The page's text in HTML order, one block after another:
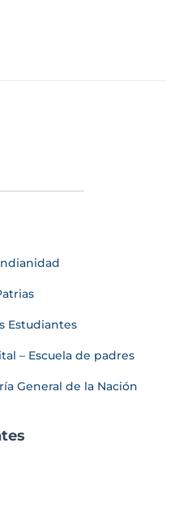
Estudiantes
– Escuela de padres
General de la Nación